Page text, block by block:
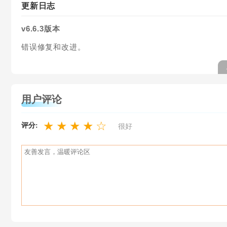
更新日志
v6.6.3版本
错误修复和改进。
用户评论
评分: ★ ★ ★ ★ ☆ 很好